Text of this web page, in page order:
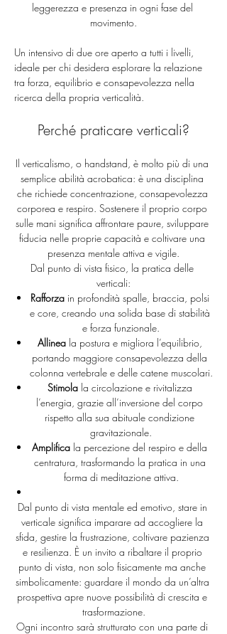
leggerezza e presenza in ogni fase del
movimento.
Un intensivo di due ore aperto a tutti i livelli,
ideale per chi desidera esplorare la relazione
tra forza, equilibrio e consapevolezza nella
ricerca della propria verticalità.
Perché praticare verticali?
Il verticalismo, o handstand, è molto più di una
semplice abilità acrobatica: è una disciplina
che richiede concentrazione, consapevolezza
corporea e respiro. Sostenere il proprio corpo
sulle mani significa affrontare paure, sviluppare
fiducia nelle proprie capacità e coltivare una
presenza mentale attiva e vigile.
Dal punto di vista fisico, la pratica delle
verticali:
Rafforza in profondità spalle, braccia, polsi
e core, creando una solida base di stabilità
e forza funzionale.
Allinea la postura e migliora l’equilibrio,
portando maggiore consapevolezza della
colonna vertebrale e delle catene muscolari.
Stimola la circolazione e rivitalizza
l’energia, grazie all’inversione del corpo
rispetto alla sua abituale condizione
gravitazionale.
Amplifica la percezione del respiro e della
centratura, trasformando la pratica in una
forma di meditazione attiva.
Dal punto di vista mentale ed emotivo, stare in
verticale significa imparare ad accogliere la
sfida, gestire la frustrazione, coltivare pazienza
e resilienza. È un invito a ribaltare il proprio
punto di vista, non solo fisicamente ma anche
simbolicamente: guardare il mondo da un’altra
prospettiva apre nuove possibilità di crescita e
trasformazione.
Ogni incontro sarà strutturato con una parte di